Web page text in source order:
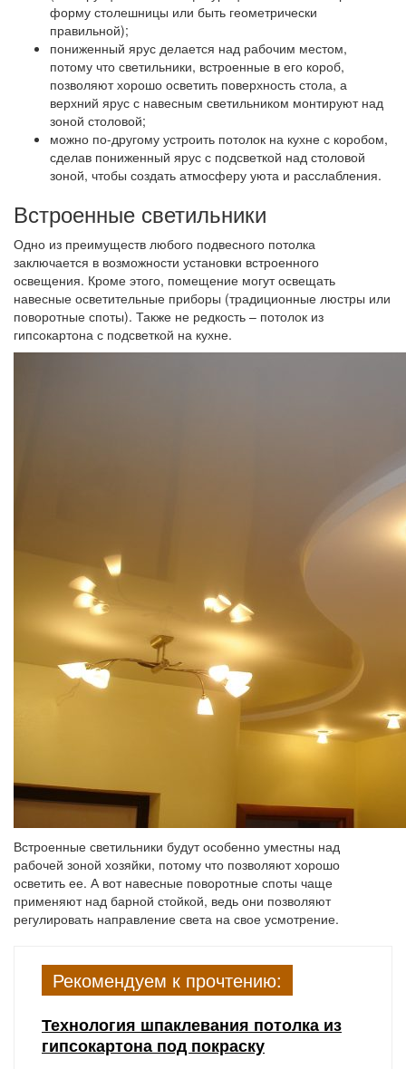
форму столешницы или быть геометрически
правильной);
пониженный ярус делается над рабочим местом,
потому что светильники, встроенные в его короб,
позволяют хорошо осветить поверхность стола, а
верхний ярус с навесным светильником монтируют над
зоной столовой;
можно по-другому устроить потолок на кухне с коробом,
сделав пониженный ярус с подсветкой над столовой
зоной, чтобы создать атмосферу уюта и расслабления.
Встроенные светильники
Одно из преимуществ любого подвесного потолка
заключается в возможности установки встроенного
освещения. Кроме этого, помещение могут освещать
навесные осветительные приборы (традиционные люстры или
поворотные споты). Также не редкость – потолок из
гипсокартона с подсветкой на кухне.
Встроенные светильники будут особенно уместны над
рабочей зоной хозяйки, потому что позволяют хорошо
осветить ее. А вот навесные поворотные споты чаще
применяют над барной стойкой, ведь они позволяют
регулировать направление света на свое усмотрение.
Рекомендуем к прочтению:
Технология шпаклевания потолка из
гипсокартона под покраску